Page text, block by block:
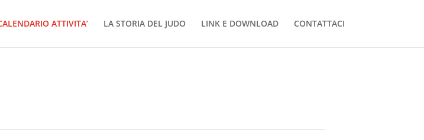
ATTIVITA’ LA STORIA DEL JUDO LINK E DOWNLOAD CONTATTACI